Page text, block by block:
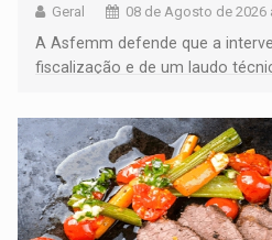
Geral 08 de Agosto de 2026
A Asfemm defende que a
fiscalização e de um laudo